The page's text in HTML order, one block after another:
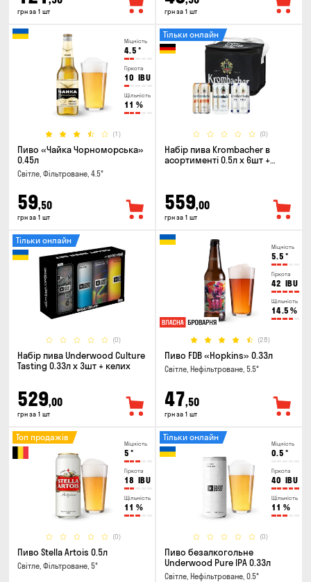
грн за 1 шт грн за 1 шт
Міцність
4.5 °
Гіркота
10 IBU
Щільність
11 %
(1)
Пиво «Чайка Чорноморська»
0.45л
Світле, Фільтроване, 4.5°
59,50
грн за 1 шт
(0)
Тільки онлайн
Набір пива Krombacher в
асортименті 0.5л х 6шт +
559,00
грн за 1 шт
(0)
Тільки онлайн
Набір пива Underwood Culture
Tasting 0.33л x 3шт + келих
529,00
грн за 1 шт
Міцність
5.5 °
Гіркота
42 IBU
Щільність
14.5 %
(28)
Пиво FDB «Hopkins» 0.33л
Світле, Нефільтроване, 5.5°
47,50
грн за 1 шт
Міцність
5 °
Гіркота
18 IBU
Щільність
11 %
(0)
Топ продажів
Пиво Stella Artois 0.5л
Світле, Фільтроване, 5°
Міцність
0.5 °
Гіркота
40 IBU
Щільність
11 %
(0)
Тільки онлайн
Пиво безалкогольне
Underwood Pure IPA 0.33л
Світле, Нефільтроване, 0.5°